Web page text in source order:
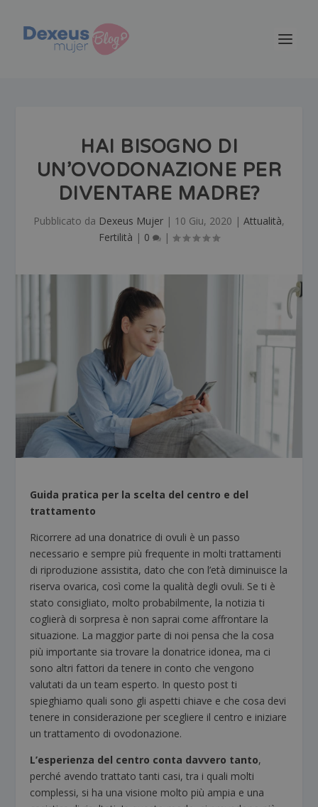
HAI BISOGNO DI
UN’OVODONAZIONE PER
DIVENTARE MADRE?
Pubblicato da Dexeus Mujer | 10 Giu, 2020 | Attualità,
Fertilità | 0 |
Guida pratica per la scelta del centro e del
trattamento
Ricorrere ad una donatrice di ovuli è un passo
necessario e sempre più frequente in molti trattamenti
di riproduzione assistita, dato che con l’età diminuisce la
riserva ovarica, così come la qualità degli ovuli. Se ti è
stato consigliato, molto probabilmente, la notizia ti
coglierà di sorpresa è non saprai come affrontare la
situazione. La maggior parte di noi pensa che la cosa
più importante sia trovare la donatrice idonea, ma ci
sono altri fattori da tenere in conto che vengono
valutati da un team esperto. In questo post ti
spieghiamo quali sono gli aspetti chiave e che cosa devi
tenere in considerazione per scegliere il centro e iniziare
un trattamento di ovodonazione.
L’esperienza del centro conta davvero tanto,
perché avendo trattato tanti casi, tra i quali molti
complessi, si ha una visione molto più ampia e una